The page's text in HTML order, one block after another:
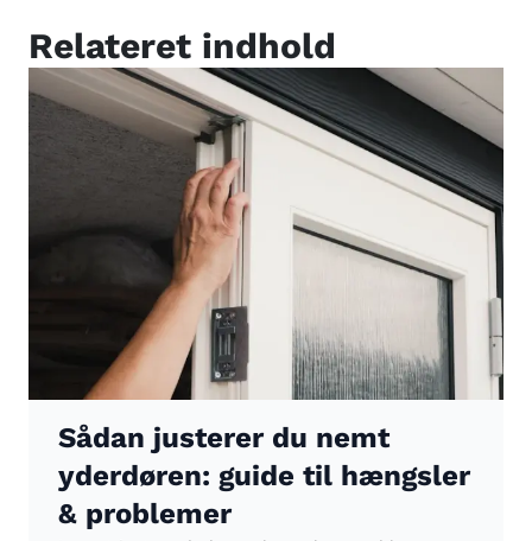
Relateret indhold
Sådan justerer du nemt
yderdøren: guide til hængsler
& problemer